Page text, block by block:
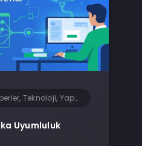
Teknoloji, Yapay Zeka
Uyumluluk